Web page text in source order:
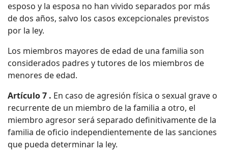
esposo y la esposa no han vivido separados por más
de dos años, salvo los casos excepcionales previstos
por la ley.
Los miembros mayores de edad de una familia son
considerados padres y tutores de los miembros de
menores de edad.
Artículo 7 . En caso de agresión física o sexual grave o
recurrente de un miembro de la familia a otro, el
miembro agresor será separado definitivamente de la
familia de oficio independientemente de las sanciones
que pueda determinar la ley.